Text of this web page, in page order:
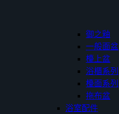
御之釉
一般面盆
檯上盆
浴櫃系列
檯面系列
拖布盆
浴室配件